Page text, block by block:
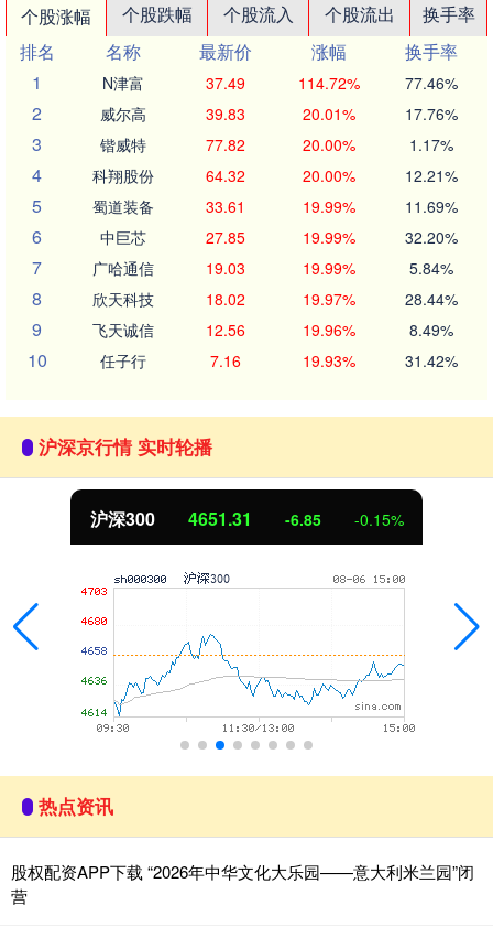
个股涨幅 个股跌幅 个股流入 个股流出
换手率
排名
名称 最新价 涨幅
换手率
1
N津富 37.49 114.72% 77.46%
2 威尔高 39.83 20.01% 17.76%
3 锴威特 77.82 20.00% 1.17%
4 科翔股份 64.32 20.00% 12.21%
5 蜀道装备 33.61 19.99% 11.69%
6 中巨芯 27.85 19.99% 32.20%
7 广哈通信 19.03 19.99% 5.84%
8 欣天科技 18.02 19.97% 28.44%
9 飞天诚信 12.56 19.96% 8.49%
10 任子行 7.16 19.93% 31.42%
沪深京行情 实时轮播
沪深300 4651.31 -6.85 -0.15%
热点资讯
股权配资APP下载 “2026年中华文化大乐园——意大利米兰园”闭
营